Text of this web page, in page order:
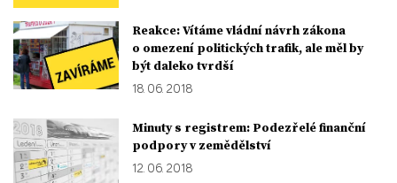
Reakce: Vítáme vládní návrh zákona
o omezení politických trafik, ale měl by
být daleko tvrdší
18. 06. 2018
Minuty s registrem: Podezřelé finanční
podpory v zemědělství
12. 06. 2018